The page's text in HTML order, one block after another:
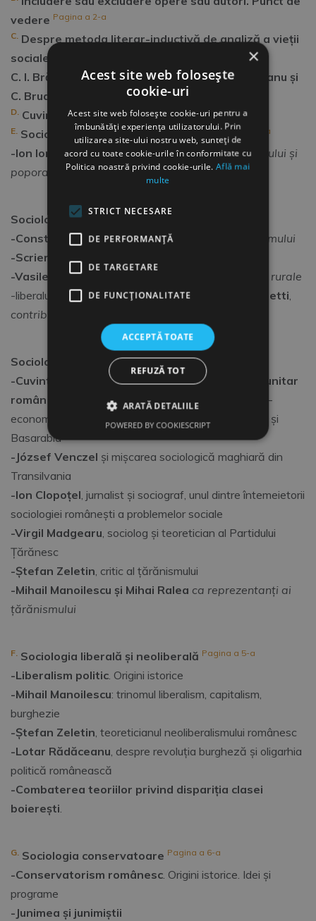
vedere Pagina a 2-a
C. Despre metoda literar-inductivă de analiză a vieții
sociale
C. I. Brătianu, N. Urlățianu, Gh Teodorescu Kirilianu şi
C. Brudariu, Grigore Antipa Pagina a 3-a
D. Cuvinte înainte despre elite Pagina a 3-a
E. Sociologia poporanistă și țărănistă Pagina a 4-a
-Ion Ionescu de la Brad ca precursor al țărănismului și
poporanismului românesc.
Sociologia poporanistă
-Constantin Stere ca reprezentant al poporanismului
-Scrieri țărăniste cu caracter sociologic:
-Vasile M. Kogălniceanu
Bibliografie a chestiunii rurale
-liberalul
Spiru C. Haretși conservatorul Radu Rosetti,
contribuții la sociologia rurală.
Sociologia țărănistă
-Cuvinte despre constituirea statului național unitar
român și modificarea contextului geografic si social-
economic al României prin întregirea cu Transilvania și
Basarabia
-József Venczel și mișcarea sociologică maghiară din
Transilvania
-Ion Clopoțel, jurnalist și sociograf, unul dintre întemeietorii
sociologiei românești a problemelor sociale
-Virgil Madgearu, sociolog și teoretician al Partidului
Țărănesc
-Ștefan Zeletin, critic al țărănismului
-Mihail Manoilescu și Mihai Ralea ca reprezentanți ai
țărănismului
F. Sociologia liberală și neoliberală Pagina a 5-a
-Liberalism politic. Origini istorice
-Mihail Manoilescu: trinomul liberalism, capitalism,
burghezie
-Ștefan Zeletin, teoreticianul neoliberalismului românesc
-Lotar Rădăceanu, despre revoluția burgheză și oligarhia
politică românească
-Combaterea teoriilor privind dispariția clasei
boierești.
G. Sociologia conservatoare Pagina a 6-a
-Conservatorism românesc. Origini istorice. Idei și
programe
-Junimea și junimiștii
×
Acest site web folosește
cookie-uri
Acest site web folosește cookie-uri pentru a
îmbunătăți experiența utilizatorului. Prin
utilizarea site-ului nostru web, sunteți de
acord cu toate cookie-urile în conformitate cu
Politica noastră privind cookie-urile.Află mai
multe
STRICT NECESARE
DE PERFORMANȚĂ
DE TARGETARE
DE FUNCŢIONALITATE
ACCEPTĂ TOATE
REFUZĂ TOT
ARATĂ DETALIILE
POWERED BY COOKIESCRIPT